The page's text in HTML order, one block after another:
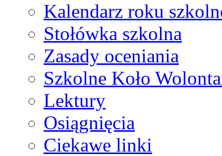
Kalendarz roku
Stołówka szkolna
Zasady oceniania
Szkolne Koło
Lektury
Osiągnięcia
Ciekawe linki